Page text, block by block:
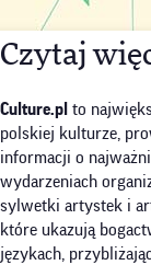
Czytaj
Culture.pl to
polskiej kulturze,
informacji o
wydarzeniach
sylwetki artystek i
które ukazują
językach,